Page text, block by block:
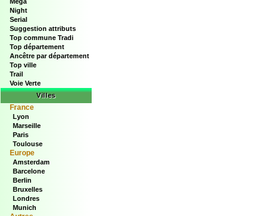
Night
Serial
Suggestion attributs
Top commune Tradi
Top département
Ancêtre par département
Top ville
Trail
Voie Verte
Villes
France
Lyon
Marseille
Paris
Toulouse
Europe
Amsterdam
Barcelone
Berlin
Bruxelles
Londres
Munich